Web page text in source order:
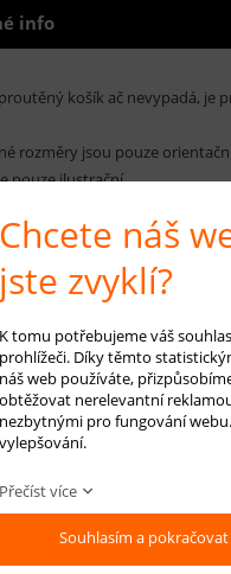
info
košík ač nevypadá, je
rozměry jsou pouze
pouze ilustrační.
produkt
E-mail *
Váš dotaz
Chcete náš
jste zvyklí?
K tomu potřebujeme váš
prohlížeči. Díky těmto
náš web používáte,
obtěžovat nerelevantní
nezbytnými pro fungování
vylepšování.
Přečíst více
Souhlasím a pokračovat